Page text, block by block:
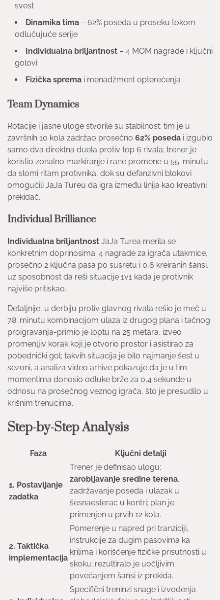
svest
Dinamika tima – 62% poseda u proseku tokom
odlučujuće serije
Individualna briljantnost – 4 MOM nagrade i ključni
golovi
Fizička sprema i menadžment opterećenja
Team Dynamics
Rotacije i jasne uloge stvorile su stabilnost: tim je u
završnih 10 kola zadržao prosečno 62% poseda i izgubio
samo dva direktna duela protiv top 6 rivala; trener je
koristio zonalno markiranje i rane promenе u 55. minutu
da slomi ritam protivnika, dok su defanzivni blokovi
omogućili JaJa Turеu da igra između linija kao kreativni
prekidač.
Individual Brilliance
Individualna briljantnost JaJa Turea merila se
konkretnim doprinosima: 4 nagrade za igrača utakmice,
prosečno 2 ključna pasa po susretu i 0,6 kreiranih šansi,
uz sposobnost da reši situacije 1v1 kada je protivnik
najviše pritiskao.
Detaljnije, u derbiju protiv glavnog rivala rešio je meč u
78. minutu kombinacijom ulaza iz drugog plana i tačnog
proigravanja-primio je loptu na 25 metara, izveo
promenljiv korak koji je otvorio prostor i asistirao za
pobednički gol; takvih situacija je bilo najmanje šest u
sezoni, a analiza video arhive pokazuje da je u tim
momentima donosio odluke brže za 0,4 sekunde u
odnosu na prosečnog veznog igrača, što je presudilo u
krišnim trenucima.
Step-by-Step Analysis
Faza Ključni detalji
1. Postavljanje
zadatka
Trener je definisao ulogu:
zarobljavanje sredine terena,
zadržavanje poseda i ulazak u
šesnaesterac u kontri; plan je
primenjen u prvih 12 kola.
2. Taktička
implementacija
Pomerenje u napred pri tranziciji,
instrukcije za dugim pasovima ka
krilima i korišćenje fizičke prisutnosti u
skoku; rezultiralo je uočljivim
povećanjem šansi iz prekida.
Specifični treninzi snage i izvođenja